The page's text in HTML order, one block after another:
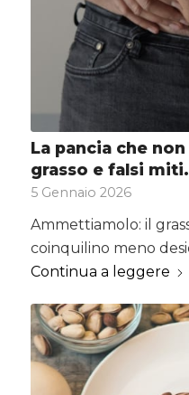
La pancia che
grasso e falsi miti.
5 Gennaio 2026
Ammettiamolo: il
coinquilino meno
Continua a leggere